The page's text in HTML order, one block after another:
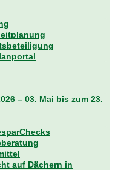
– 03. Mai bis zum 23.
auf Dächern in